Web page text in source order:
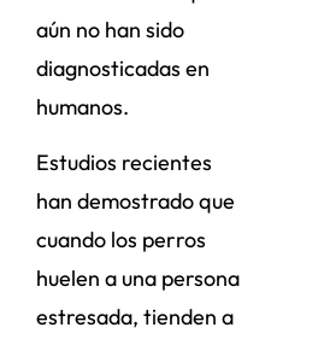
aún no han sido
diagnosticadas en
humanos.
Estudios recientes
han demostrado que
cuando los perros
huelen a una persona
estresada, tienden a